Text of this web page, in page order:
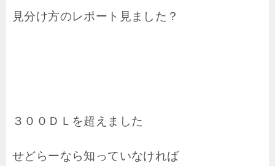
見分け方のレポート見ました？
３００ＤＬを超えました
せどらーなら知っていなければ